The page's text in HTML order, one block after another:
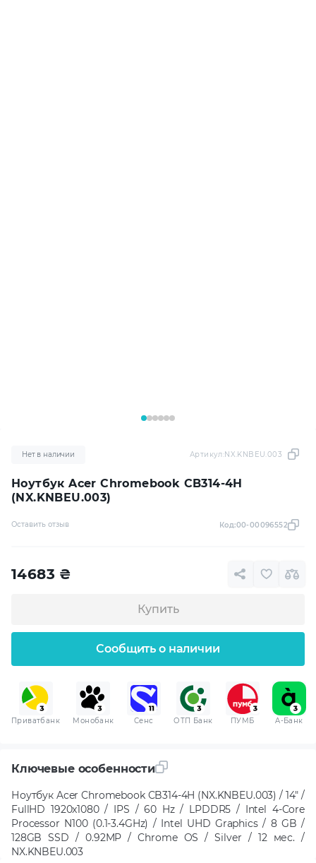
Ноутбук Acer Chromebook CB314-4H
(NX.KNBEU.003)
Нет в наличии Артикул:NX.KNBEU.003
Оставить отзыв Код:00-00096552
14683 ₴
Купить
Сообщить о наличии
Приватбанк Монобанк Сенс ОТП Банк ПУМБ A-Банк
Ключевые особенности
Ноутбук Acer Chromebook CB314-4H (NX.KNBEU.003) / 14" /
FullHD 1920x1080 / IPS / 60 Hz / LPDDR5 / Intel 4-Core
Processor N100 (0.1-3.4GHz) / Intel UHD Graphics / 8 GB /
128GB SSD / 0.92MP / Chrome OS / Silver / 12 мес. /
NX.KNBEU.003